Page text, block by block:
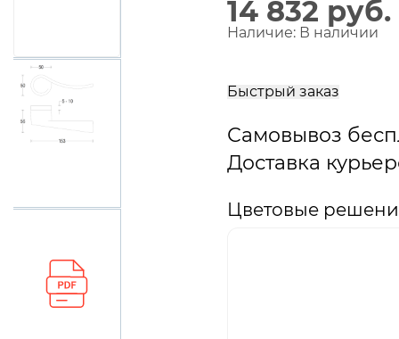
14 832 руб.
Наличие: В наличии
Быстрый заказ
Самовывоз
Доставка
Цветовые